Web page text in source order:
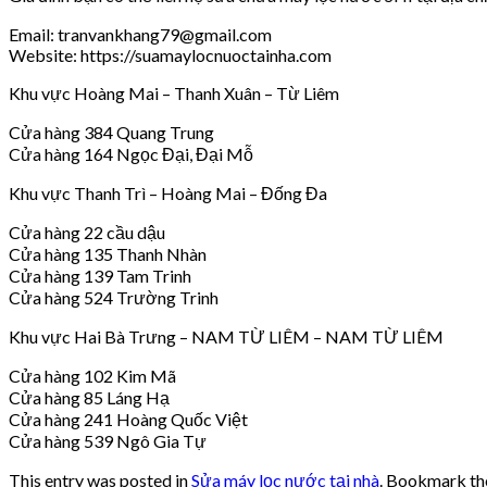
Email: tranvankhang79@gmail.com
Website: https://suamaylocnuoctainha.com
Khu vực Hoàng Mai – Thanh Xuân – Từ Liêm
Cửa hàng 384 Quang Trung
Cửa hàng 164 Ngọc Đại, Đại Mỗ
Khu vực Thanh Trì – Hoàng Mai – Đống Đa
Cửa hàng 22 cầu dậu
Cửa hàng 135 Thanh Nhàn
Cửa hàng 139 Tam Trinh
Cửa hàng 524 Trường Trinh
Khu vực Hai Bà Trưng – NAM TỪ LIÊM – NAM TỪ LIÊM
Cửa hàng 102 Kim Mã
Cửa hàng 85 Láng Hạ
Cửa hàng 241 Hoàng Quốc Việt
Cửa hàng 539 Ngô Gia Tự
This entry was posted inSửa máy lọc nước tại nhà . Bookmark